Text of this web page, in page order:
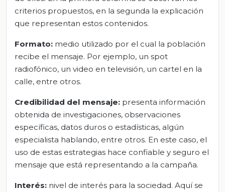
criterios propuestos, en la segunda la explicación
que representan estos contenidos.
Formato: medio utilizado por el cual la población
recibe el mensaje. Por ejemplo, un spot
radiofónico, un video en televisión, un cartel en la
calle, entre otros.
Credibilidad del mensaje: presenta información
obtenida de investigaciones, observaciones
específicas, datos duros o estadísticas, algún
especialista hablando, entre otros. En este caso, el
uso de estas estrategias hace confiable y seguro el
mensaje que está representando a la campaña.
Interés: nivel de interés para la sociedad. Aquí se